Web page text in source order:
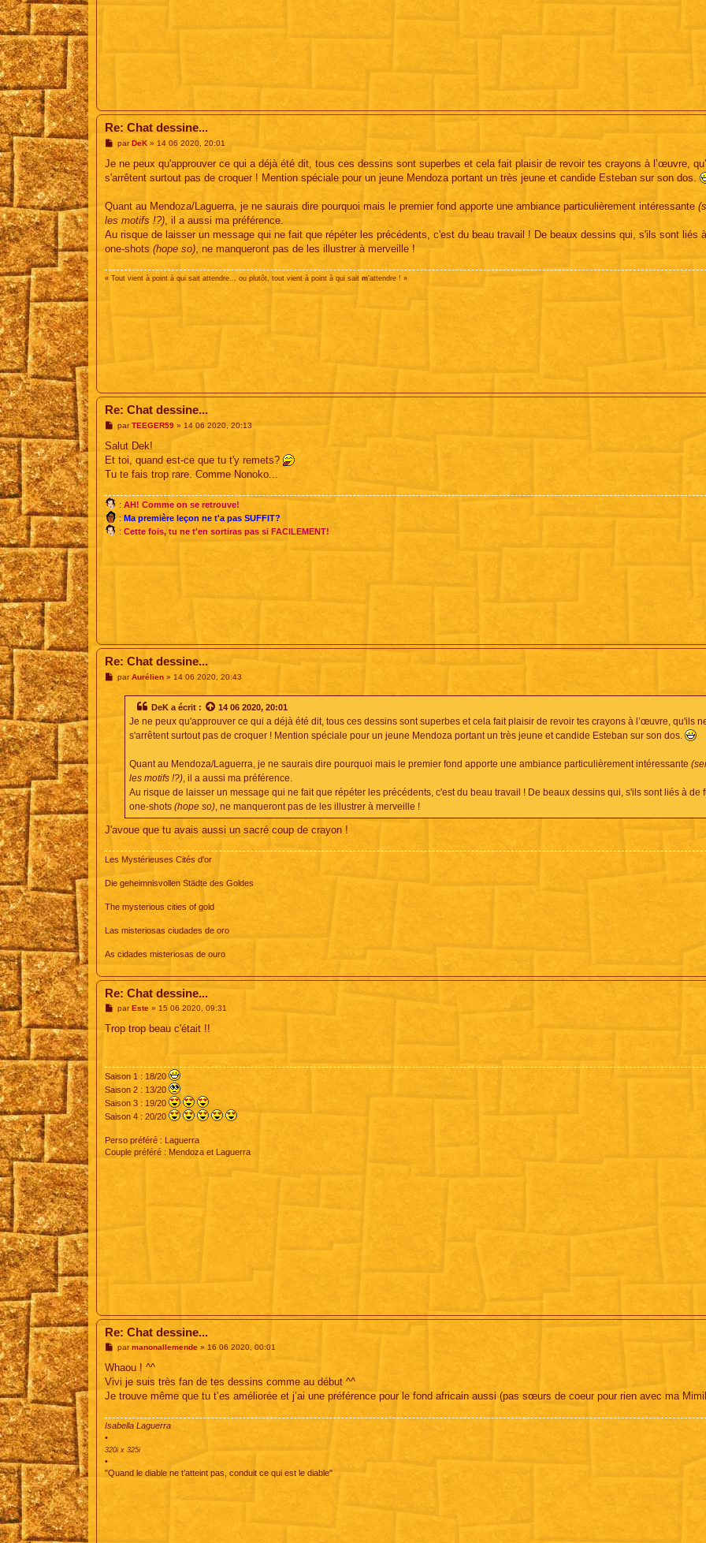
Re: Chat dessine...
M
s
a
parDeK» 14 06 2020, 20:01
Je ne peux qu'approuver ce qui a déjà été dit, tous ces dessins sont superbes et cela fait plaisir de revoir tes crayons à l’œuvre,
s'arrêtent surtout pas de croquer ! Mention spéciale pour un jeune Mendoza portant un très jeune et candide Esteban sur son dos.
Quant au Mendoza/Laguerra, je ne saurais dire pourquoi mais le premier fond apporte une ambiance particulièrement intéressante
les motifs !?) , il a aussi ma préférence.
Au risque de laisser un message qui ne fait que répéter les précédents, c'est du beau travail ! De beaux dessins qui, s'ils sont liés
one-shots (hope so) , ne manqueront pas de les illustrer à merveille !
« Tout vient à point à qui sait attendre... ou plutôt, tout vient à point à qui sait m'attendre ! »
Re: Chat dessine...
M
s
a
g
parTEEGER59» 14 06 2020, 20:13
Salut Dek!
Et toi, quand est-ce que tu t'y remets?
Tu te fais trop rare. Comme Nonoko...
: AH! Comme on se retrouve!
: Ma première leçon ne t'a pas SUFFIT?
: Cette fois, tu ne t'en sortiras pas si FACILEMENT!
Re: Chat dessine...
Mpar Aurélien» 14 06 2020, 20:43
DeK a écrit : 14 06 2020, 20:01
Je ne peux qu'approuver ce qui a déjà été dit, tous ces dessins sont superbes et cela fait plaisir de revoir tes crayons à l’œuvre, qu'ils
s'arrêtent surtout pas de croquer ! Mention spéciale pour un jeune Mendoza portant un très jeune et candide Esteban sur son dos.
Quant au Mendoza/Laguerra, je ne saurais dire pourquoi mais le premier fond apporte une ambiance particulièrement intéressante
les motifs !?) , il a aussi ma préférence.
Au risque de laisser un message qui ne fait que répéter les précédents, c'est du beau travail ! De beaux dessins qui, s'ils sont liés à de
one-shots (hope so) , ne manqueront pas de les illustrer à merveille !
J'avoue que tu avais aussi un sacré coup de crayon !
Les Mystérieuses Cités d'or
Die geheimnisvollen Städte des Goldes
The mysterious cities of gold
Las misteriosas ciudades de oro
As cidades misteriosas de ouro
Re: Chat dessine...
M
s
parEste» 15 06 2020, 09:31
Trop trop beau c'était !!
Saison 1 : 18/20
Saison 2 : 13/20
Saison 3 : 19/20
Saison 4 : 20/20
Perso préféré : Laguerra
Couple préféré : Mendoza et Laguerra
Re: Chat dessine...
M
s
a
g
parmanonallemende» 16 06 2020, 00:01
Whaou ! ^^
Vivi je suis très fan de tes dessins comme au début ^^
Je trouve même que tu t’es améliorée et j’ai une préférence pour le fond africain aussi (pas sœurs de coeur pour rien avec ma
Isabella Laguerra
•
320i x 325i
•
"Quand le diable ne t’atteint pas, conduit ce qui est le diable"